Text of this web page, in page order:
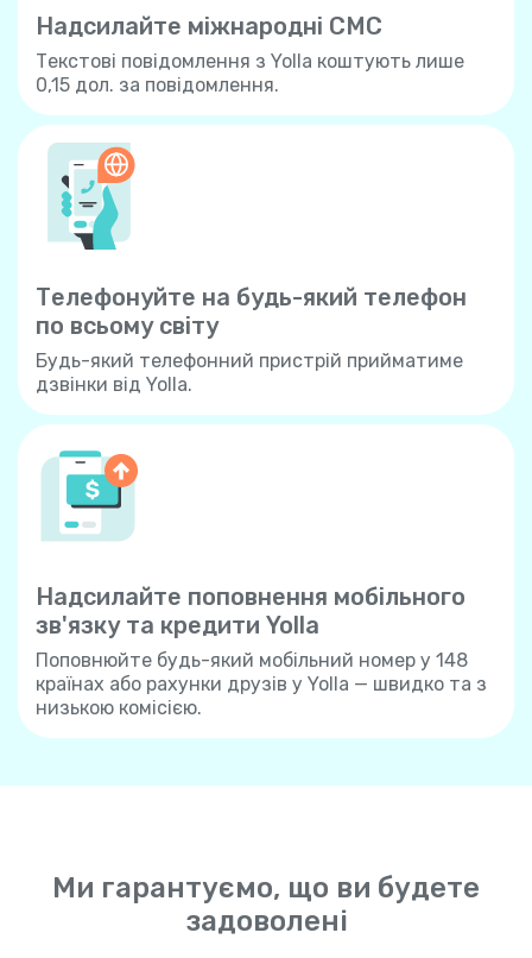
Надсилайте міжнародні СМС
Текстові повідомлення з Yolla коштують лише
0,15 дол. за повідомлення.
Телефонуйте на будь-який телефон
по всьому свiту
Будь-який телефонний пристрій прийматиме
дзвінки від Yolla.
Надсилайте поповнення мобільного
зв'язку та кредити Yolla
Поповнюйте будь-який мобільний номер у 148
країнах або рахунки друзів у Yolla — швидко та з
низькою комісією.
Ми гарантуємо, що ви будете
задоволені